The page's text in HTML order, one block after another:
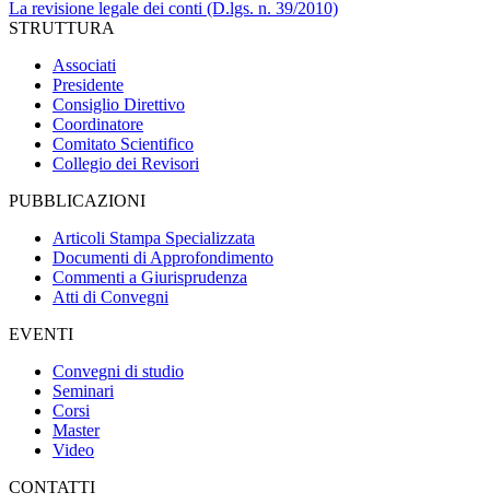
La revisione legale dei conti (D.lgs. n. 39/2010)
STRUTTURA
Associati
Presidente
Consiglio Direttivo
Coordinatore
Comitato Scientifico
Collegio dei Revisori
PUBBLICAZIONI
Articoli Stampa Specializzata
Documenti di Approfondimento
Commenti a Giurisprudenza
Atti di Convegni
EVENTI
Convegni di studio
Seminari
Corsi
Master
Video
CONTATTI